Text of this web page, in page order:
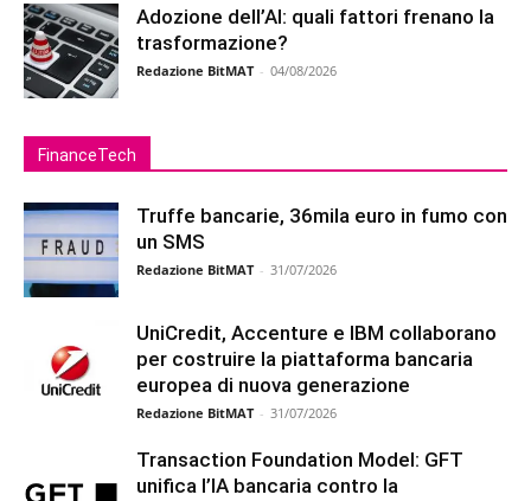
Adozione dell’AI: quali fattori frenano la
trasformazione?
Redazione BitMAT - 04/08/2026
FinanceTech
Truffe bancarie, 36mila euro in fumo con
un SMS
Redazione BitMAT - 31/07/2026
UniCredit, Accenture e IBM collaborano
per costruire la piattaforma bancaria
europea di nuova generazione
Redazione BitMAT - 31/07/2026
Transaction Foundation Model: GFT
unifica l’IA bancaria contro la